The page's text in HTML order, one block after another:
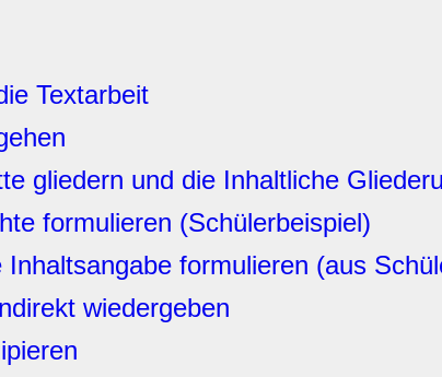
Textarbeit
gliedern und die Inhaltliche
formulieren (Schülerbeispiel)
formulieren (aus
wiedergeben